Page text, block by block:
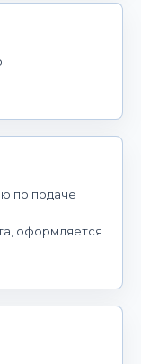
по подаче
оформляется